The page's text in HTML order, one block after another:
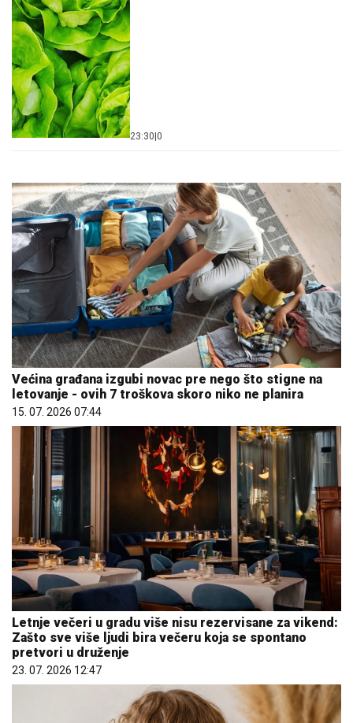
23:30 0
Većina građana izgubi novac pre nego što stigne na
letovanje - ovih 7 troškova skoro niko ne planira
15. 07. 2026 07:44
Letnje večeri u gradu više nisu rezervisane za vikend:
Zašto sve više ljudi bira večeru koja se spontano
pretvori u druženje
23. 07. 2026 12:47